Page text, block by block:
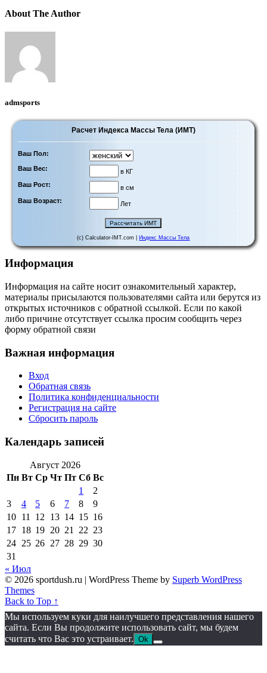
About The Author
admsports
Расчет Индекса Массы Тела (ИМТ)
Ваш Пол:
Ваш Вес:
в КГ
Ваш Рост:
в см
Ваш Возраст:
Лет
(c) Calculator-IMT.com | Индекс Массы Тела
Информация
Информация на сайте носит ознакомительный характер,
материалы присылаются пользователями сайта или берутся из
открытых источников с обратной ссылкой. Если по какой
либо причине отсутствует ссылка просим сообщить через
форму обратной связи
Важная информация
Вход
Обратная связь
Политика конфиденциальности
Регистрация на сайте
Сбросить пароль
Календарь записей
Август 2026
Пн Вт Ср Чт Пт Сб Вс
1
2
3
4 5 6 7 8
9
10 11 12 13 14 15 16
17 18 19 20 21 22 23
24 25 26 27 28 29 30
31
« Июл
© 2026 sportdush.ru | WordPress Theme by Superb WordPress
Themes
Back to Top ↑
Мы используем куки для наилучшего представления нашего
сайта. Если Вы продолжите использовать сайт, мы будем
считать что Вас это устраивает. Ok